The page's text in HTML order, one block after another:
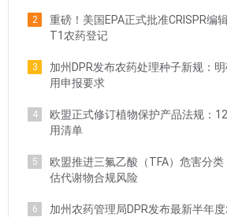
2
重磅！美国EPA正式批准CRISPR编
T1农药登记
3
加州DPR发布农药处理种子新规：
用申报要求
4
欧盟正式修订植物保护产品法规：
用清单
5
欧盟推进三氟乙酸（TFA）危害分
估代谢物合规风险
6
加州农药管理局DPR发布最新半年